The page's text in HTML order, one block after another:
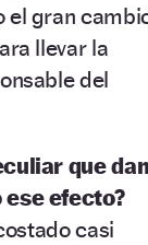
el gran
llevar la
del
que
ese efecto?
casi